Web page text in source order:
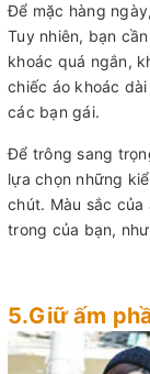
Để mặc hàng
Tuy nhiên, bạn
khoác quá ngắn,
chiếc áo khoác
các bạn gái.
Để trông sang
lựa chọn những
chút. Màu sắc
trong của bạn,
5.Giữ ấm